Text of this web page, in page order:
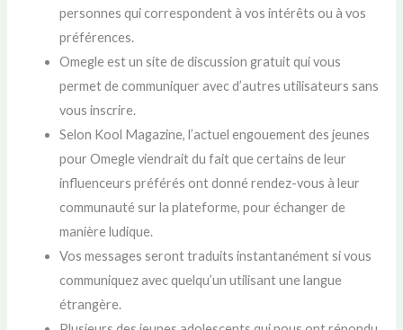
personnes qui correspondent à vos intérêts ou à vos
préférences.
Omegle est un site de discussion gratuit qui vous
permet de communiquer avec d’autres utilisateurs sans
vous inscrire.
Selon Kool Magazine, l’actuel engouement des jeunes
pour Omegle viendrait du fait que certains de leur
influenceurs préférés ont donné rendez-vous à leur
communauté sur la plateforme, pour échanger de
manière ludique.
Vos messages seront traduits instantanément si vous
communiquez avec quelqu’un utilisant une langue
étrangère.